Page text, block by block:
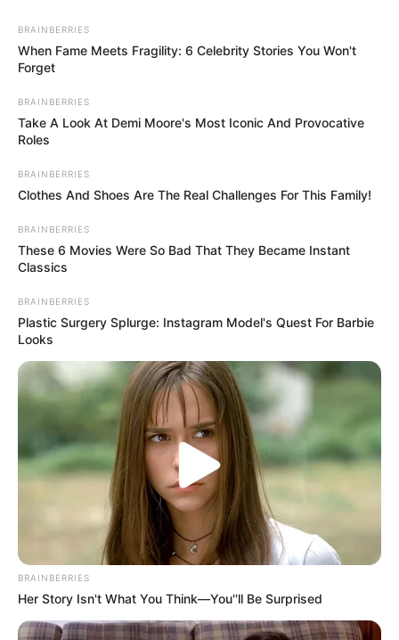
BRAINBERRIES
When Fame Meets Fragility: 6 Celebrity Stories You Won't
Forget
BRAINBERRIES
Take A Look At Demi Moore's Most Iconic And Provocative
Roles
BRAINBERRIES
Clothes And Shoes Are The Real Challenges For This Family!
BRAINBERRIES
These 6 Movies Were So Bad That They Became Instant
Classics
BRAINBERRIES
Plastic Surgery Splurge: Instagram Model's Quest For Barbie
Looks
BRAINBERRIES
Her Story Isn't What You Think—You''ll Be Surprised